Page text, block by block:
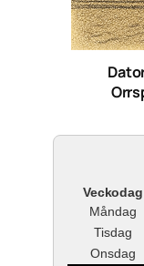
Veckodag
Måndag
Tisdag
Onsdag